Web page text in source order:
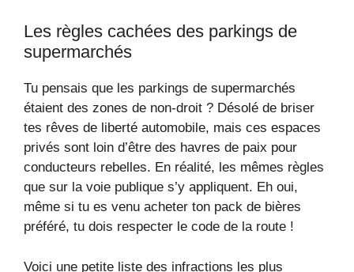
Les règles cachées des parkings de
supermarchés
Tu pensais que les parkings de supermarchés
étaient des zones de non-droit ? Désolé de briser
tes rêves de liberté automobile, mais ces espaces
privés sont loin d’être des havres de paix pour
conducteurs rebelles. En réalité, les mêmes règles
que sur la voie publique s’y appliquent. Eh oui,
même si tu es venu acheter ton pack de bières
préféré, tu dois respecter le code de la route !
Voici une petite liste des infractions les plus